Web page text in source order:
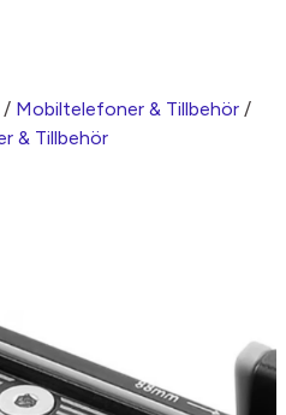
/ Mobiltelefoner & Tillbehör /
& Tillbehör